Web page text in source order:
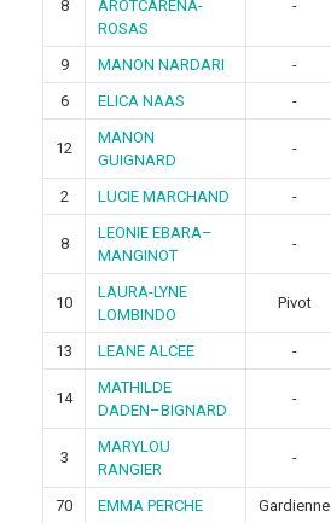
8
AROTCARENA-
ROSAS
-
9 MANON NARDARI -
6
ELICA NAAS -
12
MANON
GUIGNARD
-
2 LUCIE MARCHAND -
8
LEONIE EBARA–
MANGINOT
-
10
LAURA-LYNE
LOMBINDO
Pivot
13 LEANE ALCEE -
14
MATHILDE
DADEN–BIGNARD
-
3
MARYLOU
RANGIER
-
70 EMMA PERCHE Gardienne